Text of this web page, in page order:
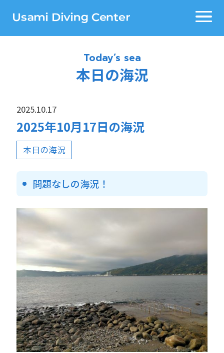
Today’s sea
本日の海況
2025.10.17
2025年10月17日の海況
本日の海況
問題なしの海況！